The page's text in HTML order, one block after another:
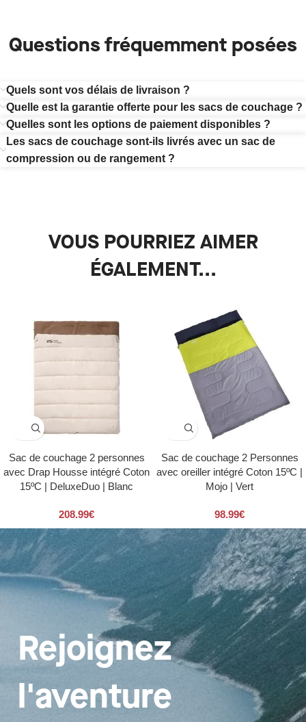
Questions fréquemment posées
Quels sont vos délais de livraison ?
Quelle est la garantie offerte pour les sacs de couchage ?
Quelles sont les options de paiement disponibles ?
Les sacs de couchage sont-ils livrés avec un sac de
compression ou de rangement ?
VOUS POURRIEZ AIMER
ÉGALEMENT...
Sac de couchage 2 personnes
avec Drap Housse intégré Coton
15ºC | DeluxeDuo | Blanc
208.99€
Sac de couchage 2 Personnes
avec oreiller intégré Coton 15ºC |
Mojo | Vert
98.99€
Rejoignez
l'aventure